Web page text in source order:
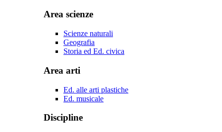
Area scienze
Scienze naturali
Geografia
Storia ed Ed. civica
Area arti
Ed. alle arti plastiche
Ed. musicale
Discipline